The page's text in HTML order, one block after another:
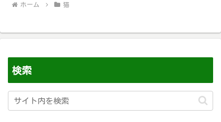
ホーム 猫
検索